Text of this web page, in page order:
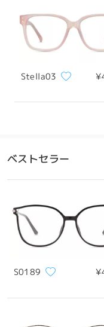
レンズ幅
53mm/ 2.09in
四角顔 丸顔
Stella03
ベストセラー
S0189